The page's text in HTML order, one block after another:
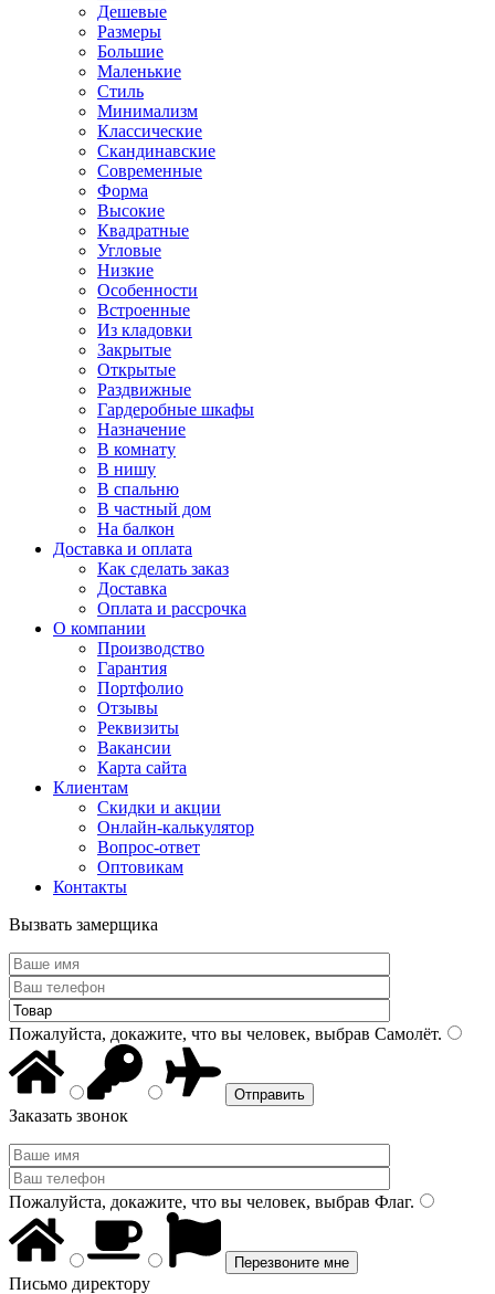
Дешевые
Размеры
Большие
Маленькие
Стиль
Минимализм
Классические
Скандинавские
Современные
Форма
Высокие
Квадратные
Угловые
Низкие
Особенности
Встроенные
Из кладовки
Закрытые
Открытые
Раздвижные
Гардеробные шкафы
Назначение
В комнату
В нишу
В спальню
В частный дом
На балкон
Доставка и оплата
Как сделать заказ
Доставка
Оплата и рассрочка
О компании
Производство
Гарантия
Портфолио
Отзывы
Реквизиты
Вакансии
Карта сайта
Клиентам
Скидки и акции
Онлайн-калькулятор
Вопрос-ответ
Оптовикам
Контакты
Вызвать замерщика
Пожалуйста, докажите, что вы человек, выбрав Самолёт.
Заказать звонок
Пожалуйста, докажите, что вы человек, выбрав Флаг.
Письмо директору